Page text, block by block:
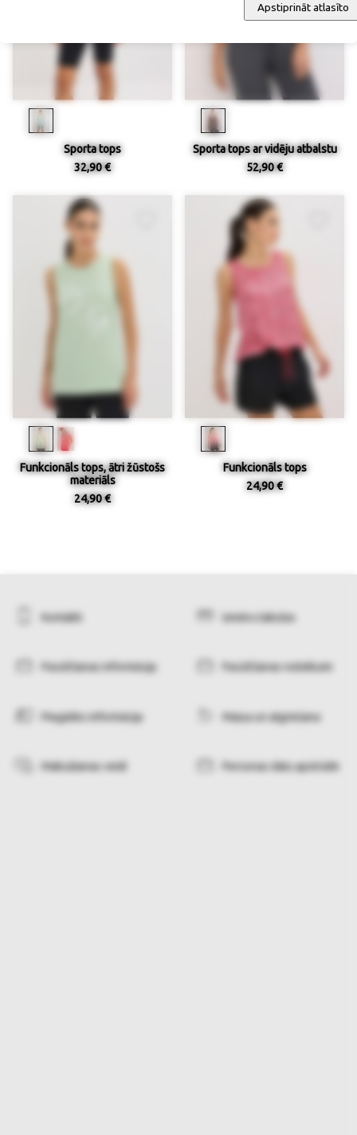
Sporta tops
32,90 €
Sporta tops ar vidēju atbalstu
52,90 €
Funkcionāls tops, ātri žūstošs
materiāls
24,90 €
Funkcionāls tops
24,90 €
Kontakti Izmēru tabulas
Pasūtīšanas informācija Pasūtīšanas noteikumi
Piegādes informācija Maiņa un atgriešana
Maksāšanas veidi Personas datu apstrāde
Apstiprināt atlasīto